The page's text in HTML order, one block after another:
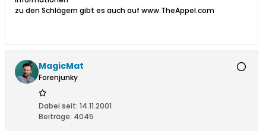
zu den Schlägern gibt es auch auf www.TheAppel.com
MagicMat
Forenjunky
Dabei seit: 14.11.2001
Beiträge: 4045